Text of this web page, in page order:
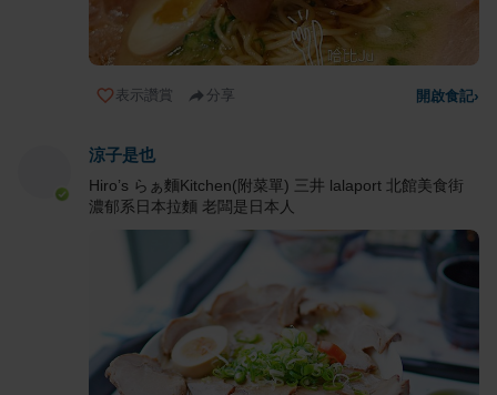
表示讚賞 分享 開啟食記›
涼子是也
Hiro’s らぁ麵Kitchen(附菜單) 三井 lalaport 北館美食街
濃郁系日本拉麵 老闆是日本人